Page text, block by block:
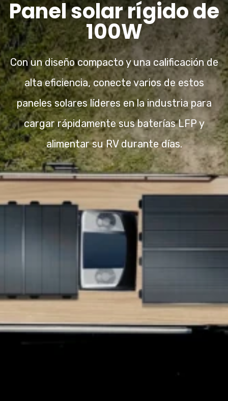
Panel solar rígido de
100W
Con un diseño compacto y una calificación de
alta eficiencia, conecte varios de estos
paneles solares líderes en la industria para
cargar rápidamente sus baterías LFP y
alimentar su RV durante días.